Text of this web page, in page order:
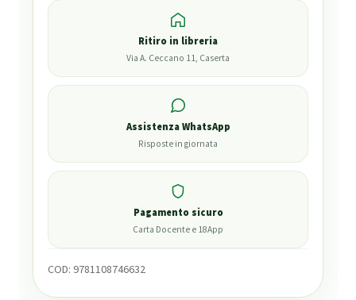
Ritiro in libreria
Via A. Ceccano 11, Caserta
Assistenza WhatsApp
Risposte in giornata
Pagamento sicuro
Carta Docente e 18App
COD: 9781108746632